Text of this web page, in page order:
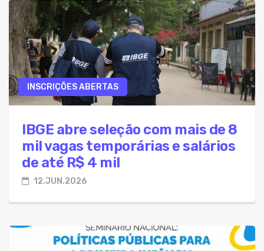
INSCRIÇÕES ABERTAS
IBGE abre seleção com mais de 8
mil vagas temporárias e salários
de até R$ 4 mil
12.JUN.2026